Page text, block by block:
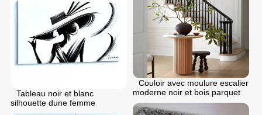
Tableau noir et blanc
silhouette dune femme
Couloir avec moulure escalier
moderne noir et bois parquet